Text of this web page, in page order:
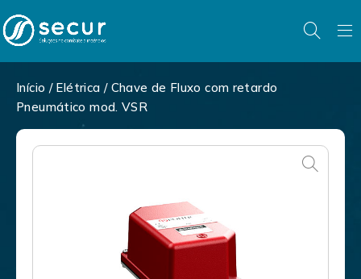
Início / Elétrica / Chave de Fluxo com retardo
Pneumático mod. VSR